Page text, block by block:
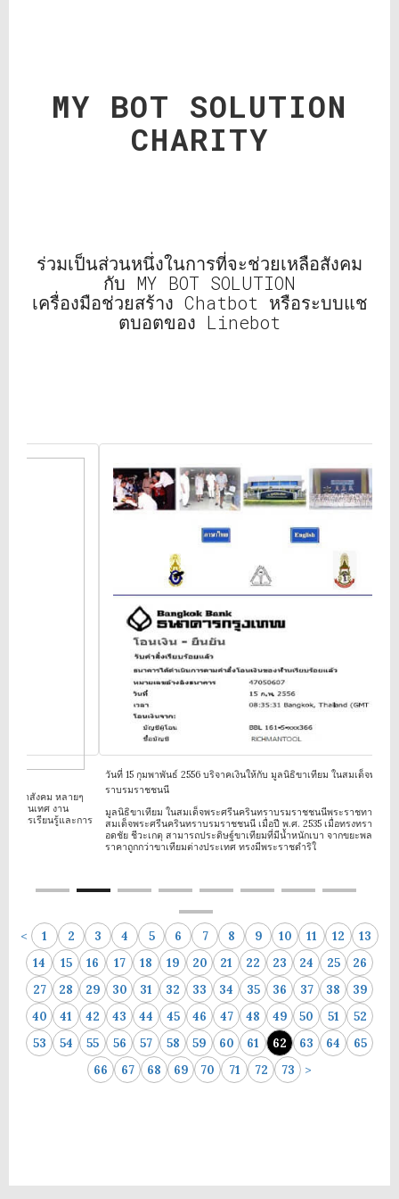
MY BOT SOLUTION
CHARITY
ร่วมเป็นส่วนหนึ่งในการที่จะช่วยเหลือสังคม
กับ MY BOT SOLUTION
เครื่องมือช่วยสร้าง Chatbot หรือระบบแช
ตบอตของ Linebot
าสังคม หลายๆ
นเทศ งาน
รเรียนรู้และการ
วันที่ 15 กุมพาพันธ์ 2556 บริจาคเงินให้กับ มูลนิธิขาเทียม ในสมเด็จพระศรีนค
ราบรมราชชนนี
มูลนิธิขาเทียม ในสมเด็จพระศรีนครินทราบรมราชชนนีพระราชทานกำเนิดโ
สมเด็จพระศรีนครินทราบรมราชชนนี เมื่อปี พ.ศ. 2535 เมื่อทรงทราบว่า รศ. น
อดชัย ชีวะเกตุ สามารถประดิษฐ์ขาเทียมที่มีน้ำหนักเบา จากขยะพลาสติกและ
ราคาถูกกว่าขาเทียมต่างประเทศ ทรงมีพระราชดำริใ
< 1 2 3 4 5 6 7 8 9 10 11 12
13
14
15 16 17 18 19 20 21 22 23 24 25
26
27
28 29 30 31 32 33 34 35 36 37 38
39
40
41 42 43 44 45 46 47 48 49 50 51
52
53
54 55 56 57 58 59 60 61 62 63 64
65
66
67 68 69 70 71 72 73 >